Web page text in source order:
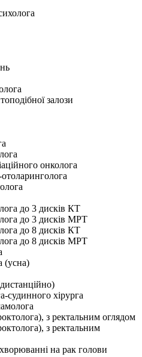
залози
онколога
отоларинголога
до 3 дисків КТ
до 3 дисків МРТ
до 8 дисків КТ
до 8 дисків МРТ
(усна)
судинного хірурга
з ректальним оглядом
з ректальним
на рак голови